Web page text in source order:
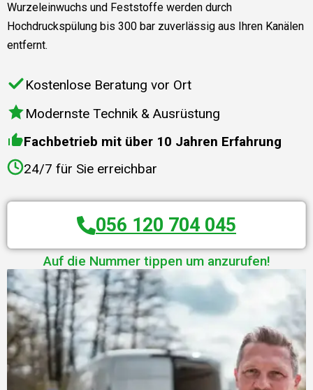
Wurzeleinwuchs und Feststoffe werden durch
Hochdruckspülung bis 300 bar zuverlässig aus Ihren Kanälen
entfernt.
Kostenlose Beratung vor Ort
Modernste Technik & Ausrüstung
Fachbetrieb mit über 10 Jahren Erfahrung
24/7 für Sie erreichbar
056 120 704 045
Auf die Nummer tippen um anzurufen!